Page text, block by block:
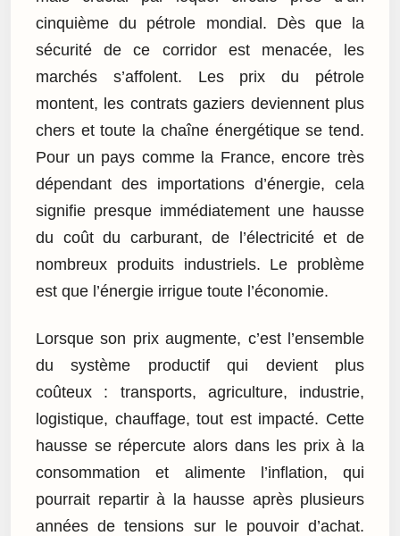
cinquième du pétrole mondial. Dès que la
sécurité de ce corridor est menacée, les
marchés s’affolent. Les prix du pétrole
montent, les contrats gaziers deviennent plus
chers et toute la chaîne énergétique se tend.
Pour un pays comme la France, encore très
dépendant des importations d’énergie, cela
signifie presque immédiatement une hausse
du coût du carburant, de l’électricité et de
nombreux produits industriels. Le problème
est que l’énergie irrigue toute l’économie.
Lorsque son prix augmente, c’est l’ensemble
du système productif qui devient plus
coûteux : transports, agriculture, industrie,
logistique, chauffage, tout est impacté. Cette
hausse se répercute alors dans les prix à la
consommation et alimente l’inflation, qui
pourrait repartir à la hausse après plusieurs
années de tensions sur le pouvoir d’achat.